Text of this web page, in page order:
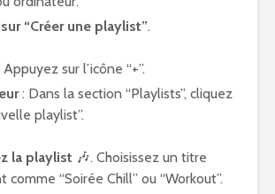
“Créer une playlist”.
Appuyez sur l’icône “+”.
: Dans la section “Playlists”, cliquez
playlist”.
la playlist 🎶. Choisissez un titre
comme “Soirée Chill” ou “Workout”.